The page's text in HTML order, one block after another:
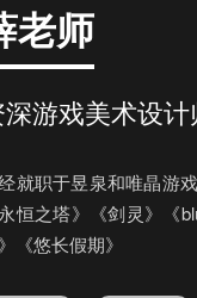
老师
游戏美术设计
就职于昱泉和唯晶游
恒之塔》《剑灵》《
《悠长假期》